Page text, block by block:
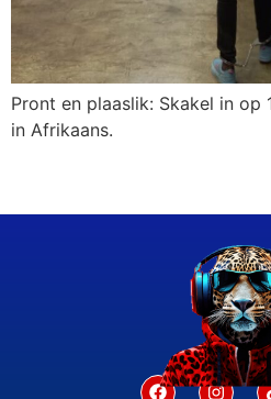
Pront en plaaslik: Skakel in op
in Afrikaans.